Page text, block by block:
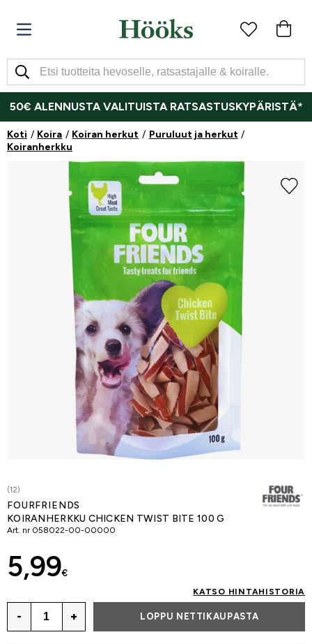
50€ ALENNUSTA VALITUISTA RATSASTUSKYPÄRISTÄ*
Koti Koira Koiran herkut
Puruluut ja herkut
Koiranherkku
(12)
FOURFRIENDS
KOIRANHERKKU CHICKEN TWIST BITE 100 G
Art. nr 058022-00-00000
5,99€
KATSO HINTAHISTORIA
- + LOPPU NETTIKAUPASTA